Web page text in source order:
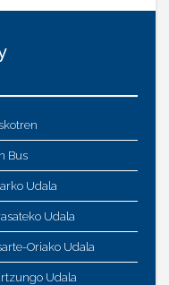
Bus
Udala
Udala
Oriako Udala
Udala